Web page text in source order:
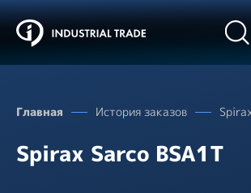
Главная История заказов
Spirax Sarco BSA1T